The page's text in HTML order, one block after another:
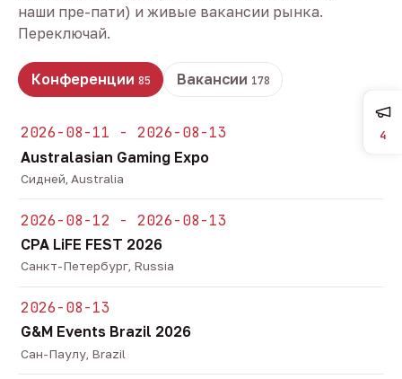
наши пре-пати) и живые вакансии рынка.
Переключай.
Конференции 85 Вакансии 178
2026-08-11 - 2026-08-13
Australasian Gaming Expo
Сидней, Australia
2026-08-12 - 2026-08-13
CPA LiFE FEST 2026
Санкт-Петербург, Russia
2026-08-13
G&M Events Brazil 2026
Сан-Паулу, Brazil
4